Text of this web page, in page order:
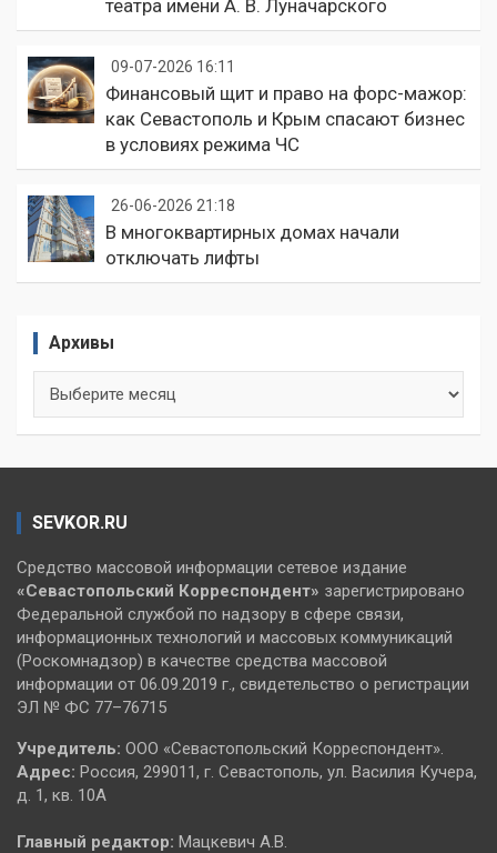
театра имени А. В. Луначарского
09-07-2026 16:11
Финансовый щит и право на форс-мажор:
как Севастополь и Крым спасают бизнес
в условиях режима ЧС
26-06-2026 21:18
В многоквартирных домах начали
отключать лифты
Архивы
SEVKOR.RU
Средство массовой информации сетевое издание
«Севастопольский Корреспондент» зарегистрировано
Федеральной службой по надзору в сфере связи,
информационных технологий и массовых коммуникаций
(Роскомнадзор) в качестве средства массовой
информации от 06.09.2019 г., свидетельство о регистрации
ЭЛ № ФС 77–76715
Учредитель: ООО «Севастопольский Корреспондент».
Адрес: Россия, 299011, г. Севастополь, ул. Василия Кучера,
д. 1, кв. 10А
Главный редактор: Мацкевич А.В.